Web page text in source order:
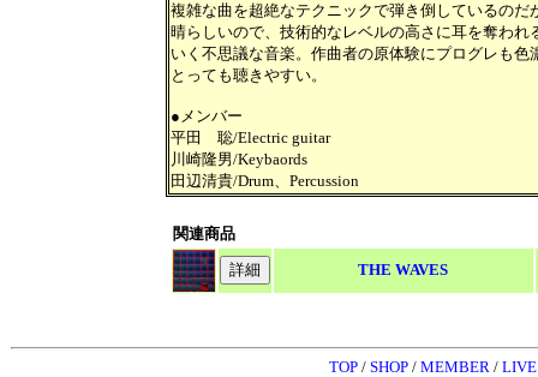
複雑な曲を超絶なテクニックで弾き倒しているの
晴らしいので、技術的なレベルの高さに耳を奪わ
いく不思議な音楽。作曲者の原体験にプログレも
とっても聴きやすい。
●メンバー
平田 聡/Electric guitar
川崎隆男/Keybaords
田辺清貴/Drum、Percussion
関連商品
THE WAVES
TOP / SHOP / MEMBER / LIVE